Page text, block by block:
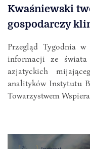
Kwaśniewski
gospodarczy
Przegląd Tygodnia
informacji ze
azjatyckich
analityków Instytutu
Towarzystwem